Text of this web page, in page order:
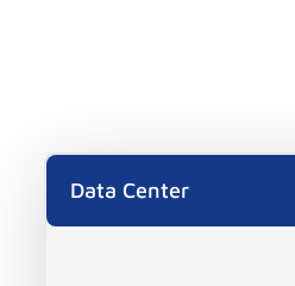
Data Center